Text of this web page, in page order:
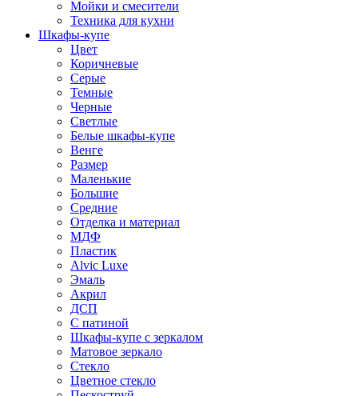
Мойки и смесители
Техника для кухни
Шкафы-купе
Цвет
Коричневые
Серые
Темные
Черные
Светлые
Белые шкафы-купе
Венге
Размер
Маленькие
Большие
Средние
Отделка и материал
МДФ
Пластик
Alvic Luxe
Эмаль
Акрил
ДСП
С патиной
Шкафы-купе с зеркалом
Матовое зеркало
Стекло
Цветное стекло